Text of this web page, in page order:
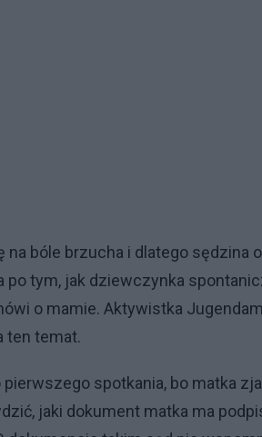
bóle brzucha i dlatego sędzina
po tym, jak dziewczynka
o mamie. Aktywistka
ten temat.
spotkania, bo matka
jaki dokument matka ma